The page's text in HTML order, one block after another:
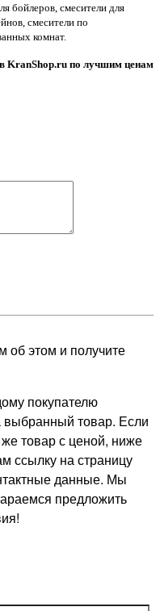
бойлеров, смесители для
смесители по
комнат.
KranShop.ru по лучшим ценам
этом и получите
покупателю
товар. Если
товар с ценой, ниже
ссылку на страницу
данные. Мы
предложить